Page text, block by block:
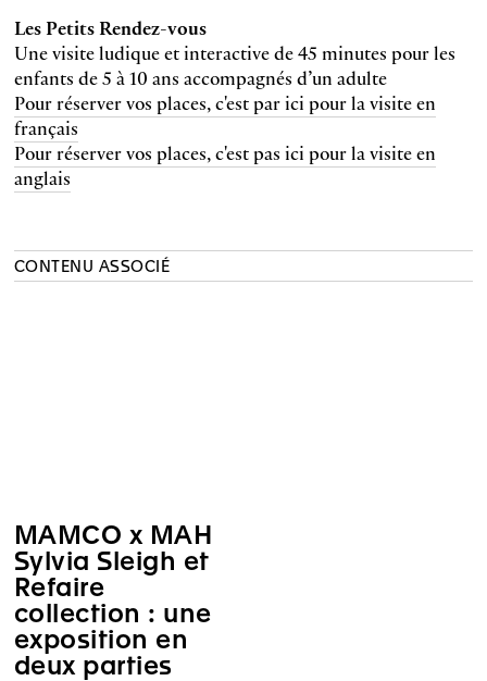
Les Petits Rendez-vous
Une visite ludique et interactive de 45 minutes pour les
enfants de 5 à 10 ans accompagnés d’un adulte
Pour réserver vos places, c'est par ici pour la visite en
français
Pour réserver vos places, c'est pas ici pour la visite en
anglais
CONTENU ASSOCIÉ
MAMCO x MAH
Sylvia Sleigh et
Refaire
collection : une
exposition en
deux parties